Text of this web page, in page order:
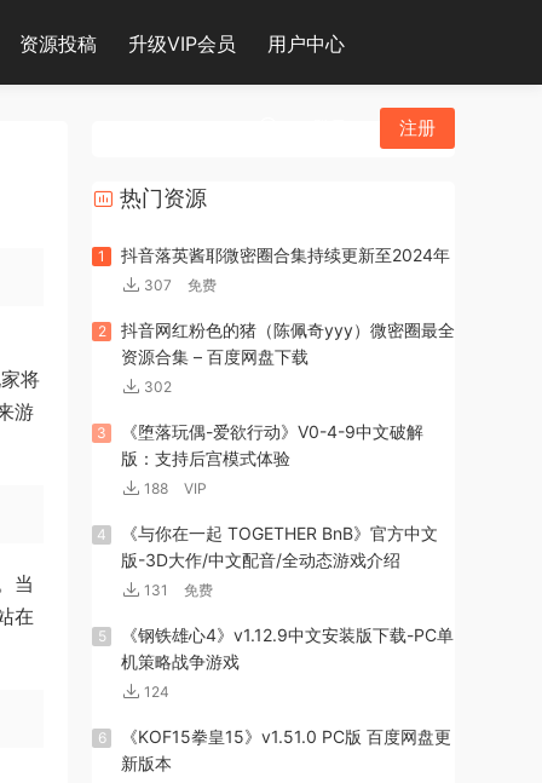
资源投稿 升级VIP会员 用户中心
注册
将
游
当
在
热门资源
1 抖音落英酱耶微密圈合集持续更新至2024年
307 免费
2
抖音网红粉色的猪（陈佩奇yyy）微密圈最全
资源合集 – 百度网盘下载
302
3
《堕落玩偶-爱欲行动》V0-4-9中文破解
版：支持后宫模式体验
188 VIP
4
《与你在一起 TOGETHER BnB》官方中文
版-3D大作/中文配音/全动态游戏介绍
131 免费
5
《钢铁雄心4》v1.12.9中文安装版下载-PC单
机策略战争游戏
124
6
《KOF15拳皇15》v1.51.0 PC版 百度网盘更
新版本